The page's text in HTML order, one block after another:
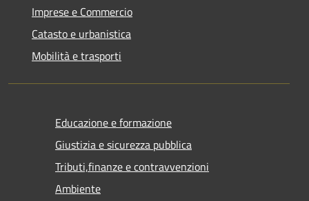
Imprese e Commercio
Catasto e urbanistica
Mobilità e trasporti
Educazione e formazione
Giustizia e sicurezza pubblica
Tributi,finanze e contravvenzioni
Ambiente